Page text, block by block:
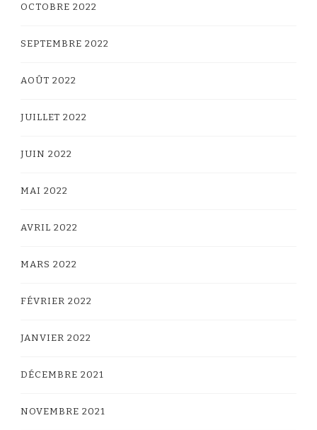
OCTOBRE 2022
SEPTEMBRE 2022
AOÛT 2022
JUILLET 2022
JUIN 2022
MAI 2022
AVRIL 2022
MARS 2022
FÉVRIER 2022
JANVIER 2022
DÉCEMBRE 2021
NOVEMBRE 2021